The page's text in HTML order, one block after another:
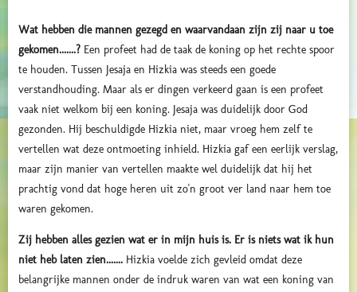
Wat hebben die mannen gezegd en waarvandaan zijn zij naar u toe
gekomen.......? Een profeet had de taak de koning op het rechte spoor
te houden. Tussen Jesaja en Hizkia was steeds een goede
verstandhouding. Maar als er dingen verkeerd gaan is een profeet
vaak niet welkom bij een koning. Jesaja was duidelijk door God
gezonden. Hij beschuldigde Hizkia niet, maar vroeg hem zelf te
vertellen wat deze ontmoeting inhield. Hizkia gaf een eerlijk verslag,
maar zijn manier van vertellen maakte wel duidelijk dat hij het
prachtig vond dat hoge heren uit zo'n groot ver land naar hem toe
waren gekomen.
Zij hebben alles gezien wat er in mijn huis is. Er is niets wat ik hun
niet heb laten zien....... Hizkia voelde zich gevleid omdat deze
belangrijke mannen onder de indruk waren van wat een koning van